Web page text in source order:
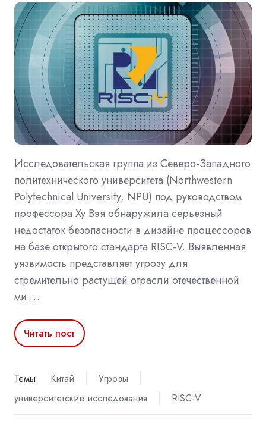
Исследовательская группа из Северо-Западного
политехнического университета (Northwestern
Polytechnical University, NPU) под руководством
профессора Ху Вэя обнаружила серьезный
недостаток безопасности в дизайне процессоров
на базе открытого стандарта RISC-V. Выявленная
уязвимость представляет угрозу для
стремительно растущей отрасли отечественной
ми …
Читать пост
Темы: Китай
Угрозы
университетские исследования
RISC-V